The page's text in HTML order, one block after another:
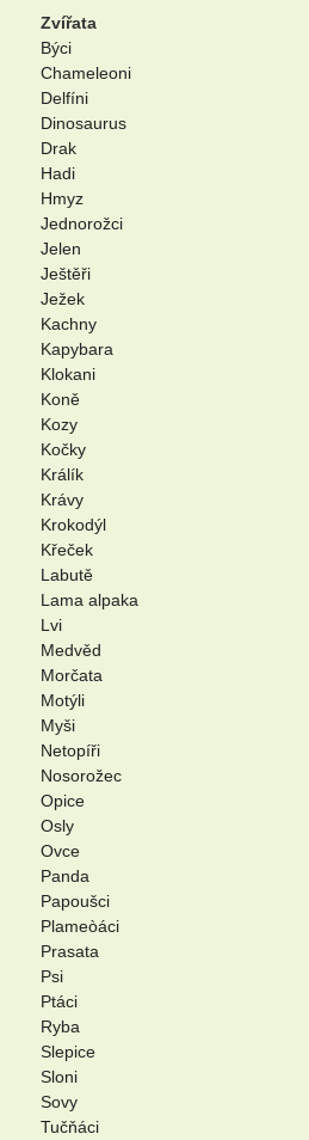
Zvířata
Býci
Chameleoni
Delfíni
Dinosaurus
Drak
Hadi
Hmyz
Jednorožci
Jelen
Ještěři
Ježek
Kachny
Kapybara
Klokani
Koně
Kozy
Kočky
Králík
Krávy
Krokodýl
Křeček
Labutě
Lama alpaka
Lvi
Medvěd
Morčata
Motýli
Myši
Netopíři
Nosorožec
Opice
Osly
Ovce
Panda
Papoušci
Plameòáci
Prasata
Psi
Ptáci
Ryba
Slepice
Sloni
Sovy
Tučňáci